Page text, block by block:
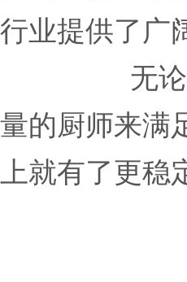
行业提供了广
无论是餐
量的厨师来满
上就有了更稳